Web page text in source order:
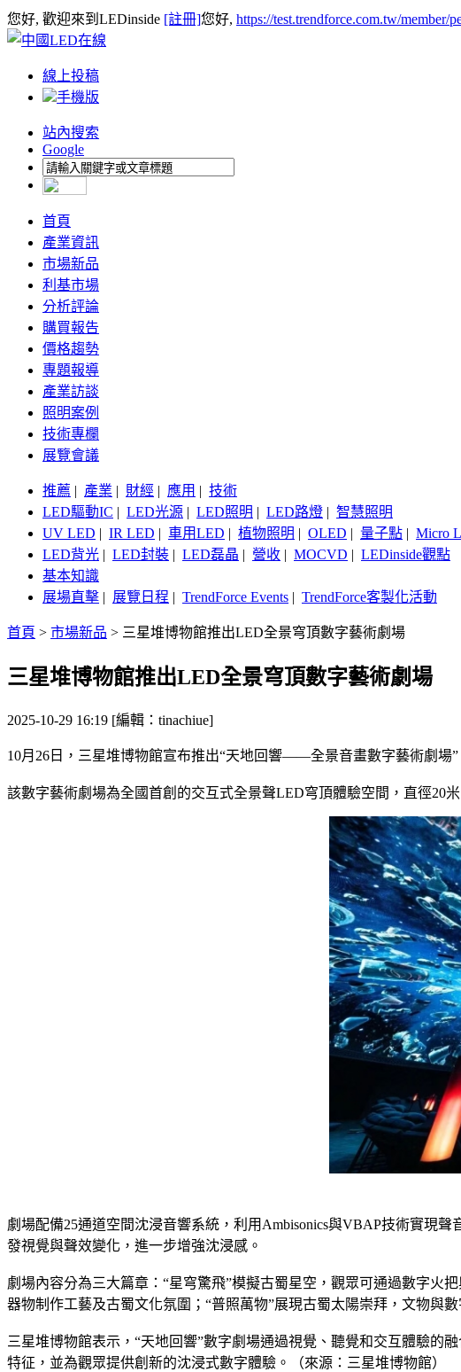
您好, 歡迎來到LEDinside [註冊]您好, https://test.trendforce.com.tw/member/
線上投稿
手機版
站內搜索
Google
首頁
產業資訊
市場新品
利基市場
分析評論
購買報告
價格趨勢
專題報導
產業訪談
照明案例
技術專欄
展覽會議
推薦 | 產業 | 財經 | 應用 | 技術
LED驅動IC | LED光源 | LED照明 | LED路燈 | 智慧照明
UV LED | IR LED | 車用LED | 植物照明 | OLED | 量子點 | Micro
LED背光 | LED封裝 | LED磊晶 | 營收 | MOCVD | LEDinside觀點
基本知識
展場直擊 | 展覽日程 | TrendForce Events | TrendForce客製化活動
首頁 > 市場新品 > 三星堆博物館推出LED全景穹頂數字藝術劇場
三星堆博物館推出LED全景穹頂數字藝術劇場
2025-10-29 16:19 [編輯：tinachiue]
10月26日，三星堆博物館宣布推出“天地回響——全景音畫數字藝術劇場
該數字藝術劇場為全國首創的交互式全景聲LED穹頂體驗空間，直徑20
劇場配備25通道空間沈浸音響系統，利用Ambisonics與VBAP技術實現
發視覺與聲效變化，進一步增強沈浸感。
劇場內容分為三大篇章：“星穹驚飛”模擬古蜀星空，觀眾可通過數字火
器物制作工藝及古蜀文化氛圍；“普照萬物”展現古蜀太陽崇拜，文物與
三星堆博物館表示，“天地回響”數字劇場通過視覺、聽覺和交互體驗的
特征，並為觀眾提供創新的沈浸式數字體驗。（來源：三星堆博物館）